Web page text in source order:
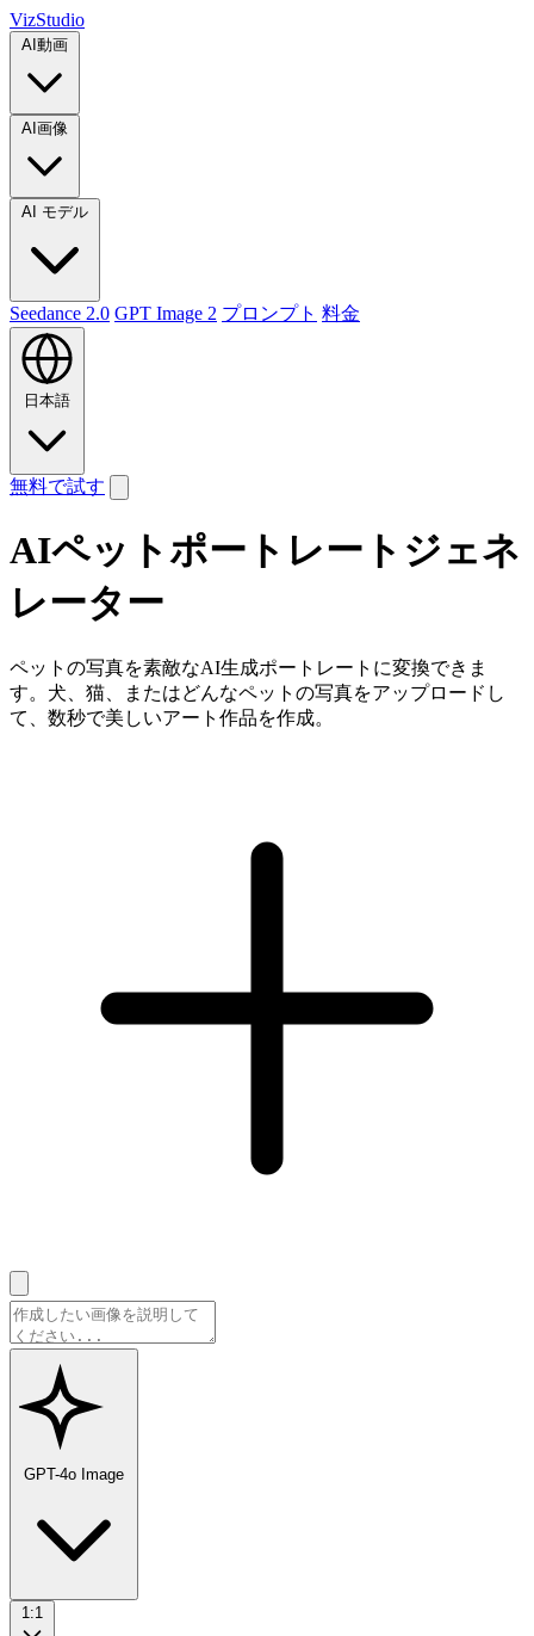
VizStudio
Seedance 2.0 GPT Image 2 プロンプト 料金
日本語
無料で試す
AIペットポートレートジェネ
レーター
ペットの写真を素敵なAI生成ポートレートに変換できま
す。犬、猫、またはどんなペットの写真をアップロードし
て、数秒で美しいアート作品を作成。
GPT-4o Image
1:1